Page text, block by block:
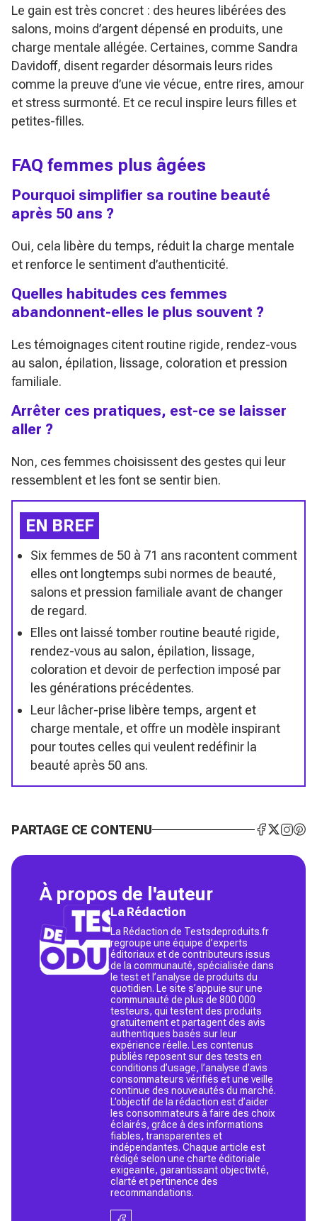
Le gain est très concret : des heures libérées des
salons, moins d’argent dépensé en produits, une
charge mentale allégée. Certaines, comme Sandra
Davidoff, disent regarder désormais leurs rides
comme la preuve d’une vie vécue, entre rires, amour
et stress surmonté. Et ce recul inspire leurs filles et
petites-filles.
FAQ femmes plus âgées
Pourquoi simplifier sa routine beauté
après 50 ans ?
Oui, cela libère du temps, réduit la charge mentale
et renforce le sentiment d’authenticité.
Quelles habitudes ces femmes
abandonnent-elles le plus souvent ?
Les témoignages citent routine rigide, rendez-vous
au salon, épilation, lissage, coloration et pression
familiale.
Arrêter ces pratiques, est-ce se laisser
aller ?
Non, ces femmes choisissent des gestes qui leur
ressemblent et les font se sentir bien.
EN BREF
Six femmes de 50 à 71 ans racontent comment
elles ont longtemps subi normes de beauté,
salons et pression familiale avant de changer
de regard.
Elles ont laissé tomber routine beauté rigide,
rendez-vous au salon, épilation, lissage,
coloration et devoir de perfection imposé par
les générations précédentes.
Leur lâcher-prise libère temps, argent et
charge mentale, et offre un modèle inspirant
pour toutes celles qui veulent redéfinir la
beauté après 50 ans.
PARTAGE CE CONTENU
À propos de l'auteur
La Rédaction
La Rédaction de Testsdeproduits.fr
regroupe une équipe d’experts
éditoriaux et de contributeurs issus
de la communauté, spécialisée dans
le test et l’analyse de produits du
quotidien. Le site s’appuie sur une
communauté de plus de 800 000
testeurs, qui testent des produits
gratuitement et partagent des avis
authentiques basés sur leur
expérience réelle. Les contenus
publiés reposent sur des tests en
conditions d’usage, l’analyse d’avis
consommateurs vérifiés et une veille
continue des nouveautés du marché.
L’objectif de la rédaction est d’aider
les consommateurs à faire des choix
éclairés, grâce à des informations
fiables, transparentes et
indépendantes. Chaque article est
rédigé selon une charte éditoriale
exigeante, garantissant objectivité,
clarté et pertinence des
recommandations.